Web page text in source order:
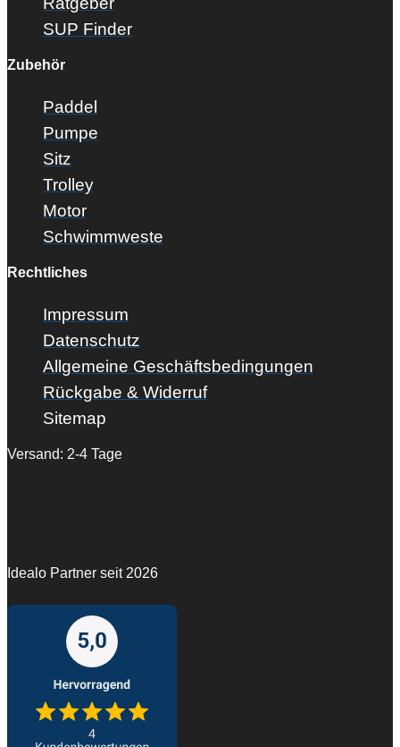
SUP Finder
Zubehör
Paddel
Pumpe
Sitz
Trolley
Motor
Schwimmweste
Rechtliches
Impressum
Datenschutz
Allgemeine Geschäftsbedingungen
Rückgabe & Widerruf
Sitemap
Versand: 2-4 Tage
Idealo Partner seit 2026